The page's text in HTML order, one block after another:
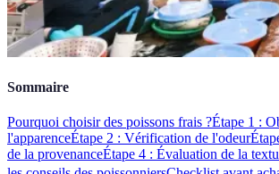
Sommaire
Pourquoi choisir des poissons frais ?Étape 1 :
l'apparenceÉtape 2 : Vérification de l'odeur
de la provenanceÉtape 4 : Évaluation de la